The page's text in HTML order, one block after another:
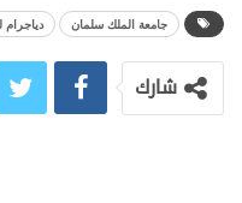
جامعة الملك سلمان دياجرام
شارك